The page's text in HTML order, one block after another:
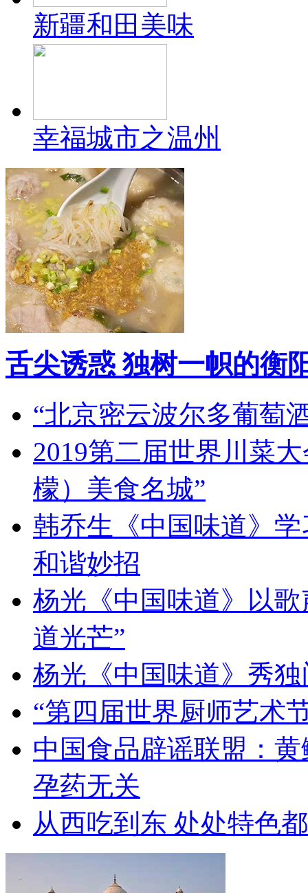
新疆和田美味
幸福城市之温州
舌尖诱惑 独树一帜的衡
“北京密云波尔多葡萄
2019第二届世界川菜
檬）美食名城”
韩乔生《中国味道》
和谐妙招
杨光《中国味道》以
道光芒”
杨光《中国味道》秀
“第四届世界厨师艺术
中国食品辟谣联盟：
孕药无关
从西吃到东 处处特色